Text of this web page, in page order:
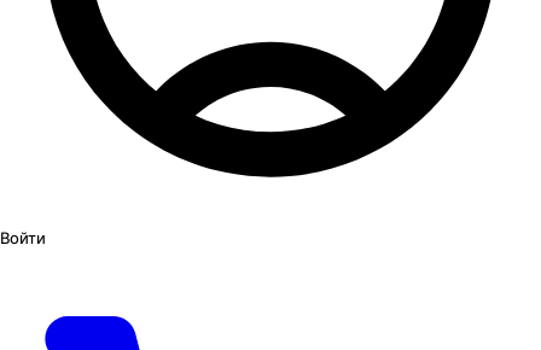
Войти